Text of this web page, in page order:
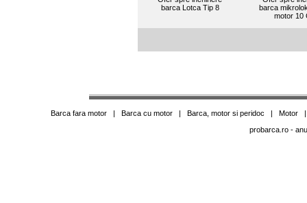
barca Lotca Tip 8
barca
motor 10
Barca fara motor| Barca cu motor| Barca, motor si peridoc | Motor
probarca.ro-